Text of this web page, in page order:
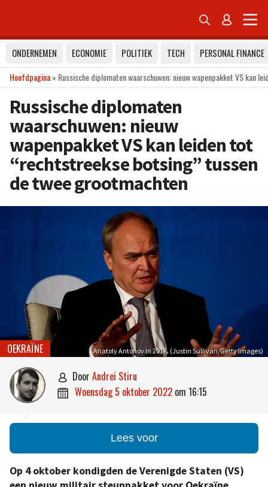
 
ONDERNEMEN ECONOMIE POLITIEK TECH
PERSONAL FINANCE
Hoofdpagina» Russische diplomaten waarschuwen: nieuw wapenpakket VS
Russische diplomaten
waarschuwen: nieuw
wapenpakket VS kan leiden tot
“rechtstreekse botsing” tussen
de twee grootmachten
Anatoly Antonov in 2017. (Justin Sullivan/Getty Images)
OEKRAÏNE
 door Andrei Stiru
 woensdag 5 oktober 2022 om 16:15
Lees voor
Op 4 oktober kondigden de Verenigde Staten (VS)